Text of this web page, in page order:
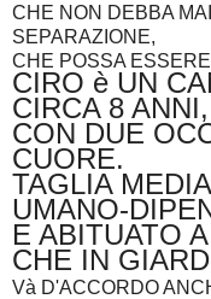
CHE NON DEBBA
SEPARAZIONE,
CHE POSSA
CIRO è UN
CIRCA 8 ANNI,
CON DUE
CUORE.
TAGLIA
UMANO-
E ABITUATO
CHE IN
Và D'ACCORDO